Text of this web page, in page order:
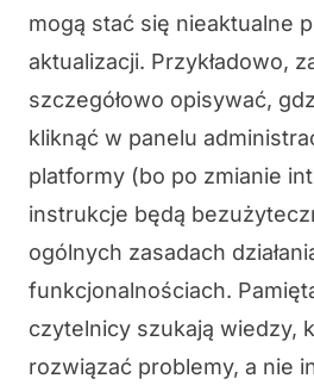
mogą stać się nieaktualne
aktualizacji. Przykładowo,
szczegółowo opisywać,
kliknąć w panelu
platformy (bo po zmianie
instrukcje będą
ogólnych zasadach
funkcjonalnościach.
czytelnicy szukają wiedzy,
rozwiązać problemy, a nie